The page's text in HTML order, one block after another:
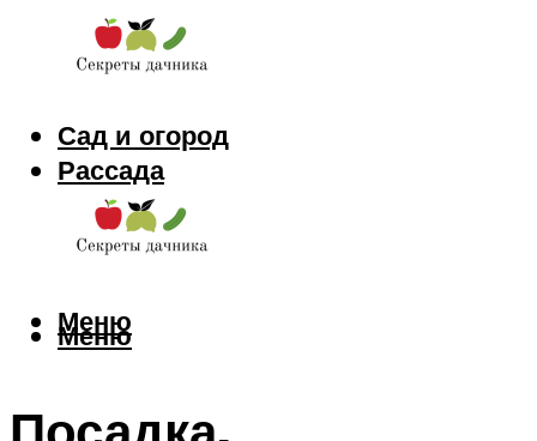
Сад и огород
Рассада
Цветы
Заготовки
Меню
Меню